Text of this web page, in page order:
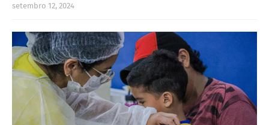
setembro 12, 2024